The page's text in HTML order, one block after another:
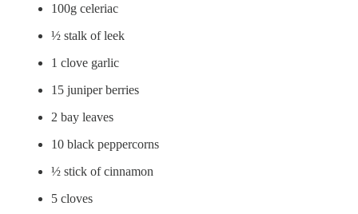
100g celeriac
½ stalk of leek
1 clove garlic
15 juniper berries
2 bay leaves
10 black peppercorns
½ stick of cinnamon
5 cloves